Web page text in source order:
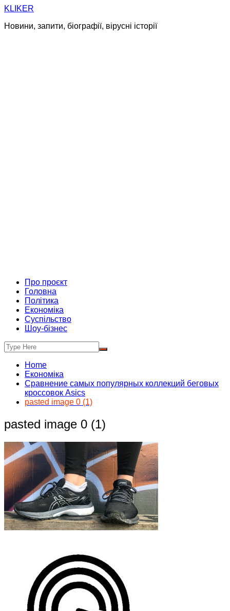
Skip
content
KLIKER
Новини, запити, біографії, вірусні історії
Про проєкт
Головна
Політика
Економіка
Суспільство
Шоу-бізнес
Home
Економіка
Сравнение самых популярных коллекций беговых
кроссовок Asics
pasted image 0 (1)
pasted image 0 (1)